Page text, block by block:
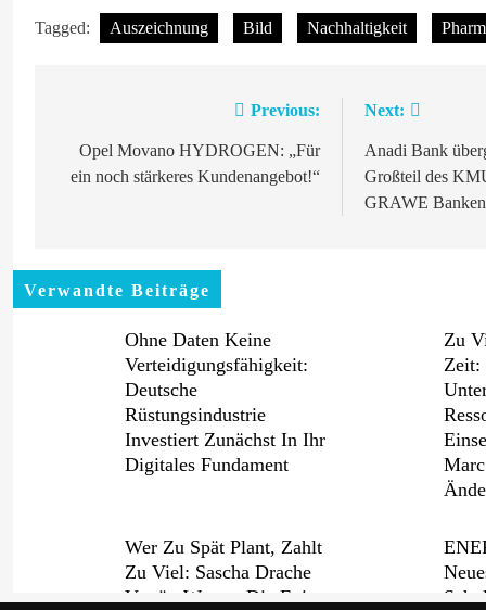
Tagged: Auszeichnung Bild Nachhaltigkeit
BeitragsnavigationPrevious:
Opel Movano HYDROGEN: „Für
ein noch stärkeres Kundenangebot!“
Next:
Anadi Bank
Großteil des
GRAWE
Verwandte Beiträge
Ohne Daten Keine
Verteidigungsfähigkeit:
Deutsche
Rüstungsindustrie
Investiert Zunächst In Ihr
Digitales Fundament
Zu
Zeit:
Wer Zu Spät Plant, Zahlt
Zu Viel: Sascha Drache
Verrät, Warum Die Exit-